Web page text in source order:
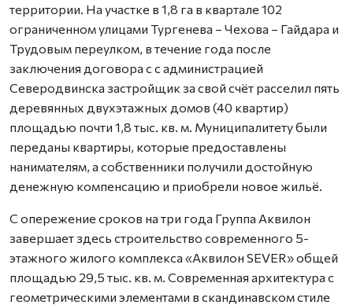
территории. На участке в 1,8 га в квартале 102
ограниченном улицами Тургенева – Чехова – Гайдара и
Трудовым переулком, в течение года после
заключения договора с с администрацией
Северодвинска застройщик за свой счёт расселил пять
деревянных двухэтажных домов (40 квартир)
площадью почти 1,8 тыс. кв. м. Муниципалитету были
переданы квартиры, которые предоставлены
нанимателям, а собственники получили достойную
денежную компенсацию и приобрели новое жильё.
С опережение сроков на три года Группа Аквилон
завершает здесь строительство современного 5-
этажного жилого комплекса «Аквилон SEVER» общей
площадью 29,5 тыс. кв. м. Современная архитектура с
геометрическими элементами в скандинавском стиле